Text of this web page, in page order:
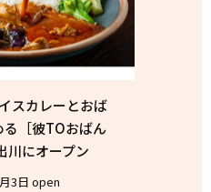
スカレーとおば
る［彼TOおばん
川にオープン
3日 open